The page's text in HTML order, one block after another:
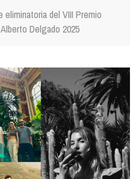
eliminatoria del VIII Premio
Delgado 2025